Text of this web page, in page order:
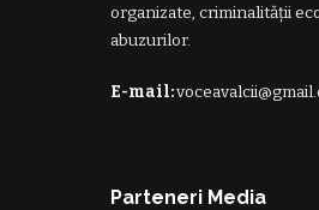
organizate, criminalității
abuzurilor.
E-mail:
Parteneri Media